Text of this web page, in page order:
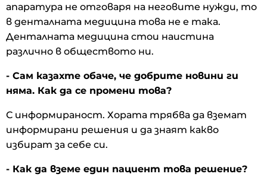
апаратура не отговаря на неговите нужди, то
в денталната медицина това не е така.
Денталната медицина стои наистина
различно в обществото ни.
- Сам казахте обаче, че добрите новини ги
няма. Как да се промени това?
С информираност. Хората трябва да вземат
информирани решения и да знаят какво
избират за себе си.
- Как да вземе един пациент това решение?